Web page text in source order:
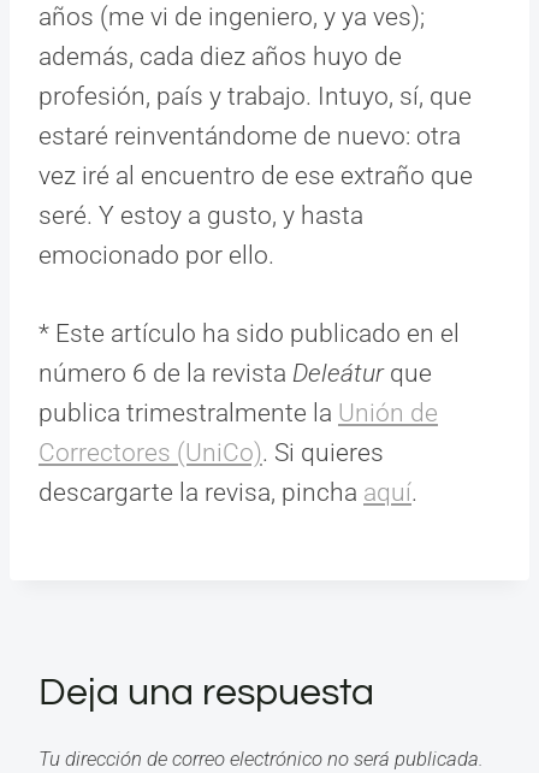
años (me vi de ingeniero, y ya ves);
además, cada diez años huyo de
profesión, país y trabajo. Intuyo, sí, que
estaré reinventándome de nuevo: otra
vez iré al encuentro de ese extraño que
seré. Y estoy a gusto, y hasta
emocionado por ello.
* Este artículo ha sido publicado en el
número 6 de la revista Deleátur que
publica trimestralmente la Unión de
Correctores (UniCo). Si quieres
descargarte la revisa, pincha aquí.
Deja una respuesta
Tu dirección de correo electrónico no será publicada.